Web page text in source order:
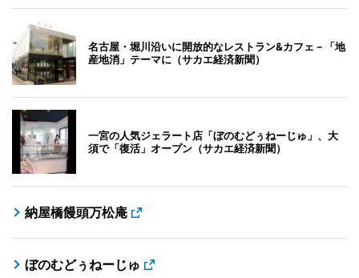
名古屋・堀川沿いに開放的なレストラン&カフェ－「地
産地消」テーマに（サカエ経済新聞）
一宮の人気ジェラート店「ぼのむどぅねーじゅ」、大
須で「復活」オープン（サカエ経済新聞）
納屋橋饅頭万松庵
ぼのむどぅねーじゅ